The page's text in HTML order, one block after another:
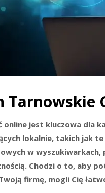
Tarnowskie
jest kluczowa dla
lokalnie, takich jak
w wyszukiwarkach,
Chodzi o to, aby
firmę, mogli Cię